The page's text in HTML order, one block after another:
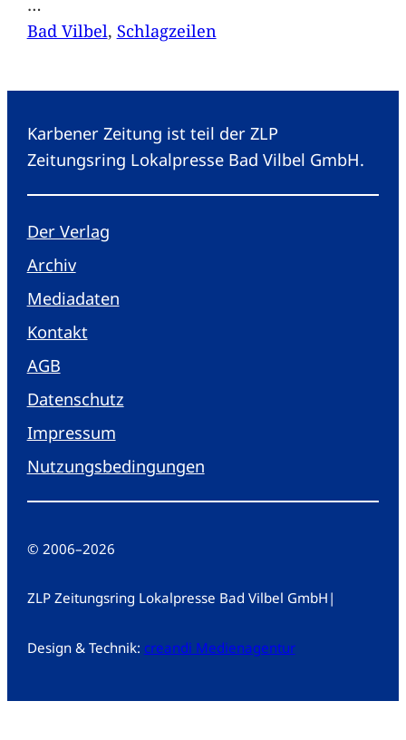
Bad Vilbel, Schlagzeilen
Karbener Zeitung ist teil der ZLP
Zeitungsring Lokalpresse Bad Vilbel GmbH.
Der Verlag
Archiv
Mediadaten
Kontakt
AGB
Datenschutz
Impressum
Nutzungsbedingungen
© 2006–2026
ZLP Zeitungsring Lokalpresse Bad Vilbel GmbH |
Design & Technik: creandi Medienagentur